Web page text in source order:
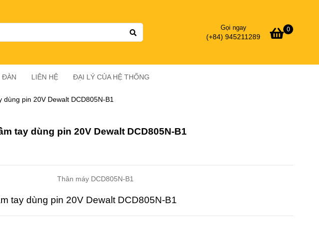
Gọi ngay
(+84) 945211289
0
ĐÀN LIÊN HỆ ĐẠI LÝ CỦA HỆ THỐNG
dùng pin 20V Dewalt DCD805N-B1
tay dùng pin 20V Dewalt DCD805N-B1
Thân máy DCD805N-B1
tay dùng pin 20V Dewalt DCD805N-B1